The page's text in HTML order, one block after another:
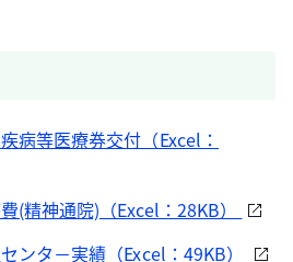
等医療券交付（Excel：
精神通院)（Excel：28KB）
タ－実績（Excel：49KB）